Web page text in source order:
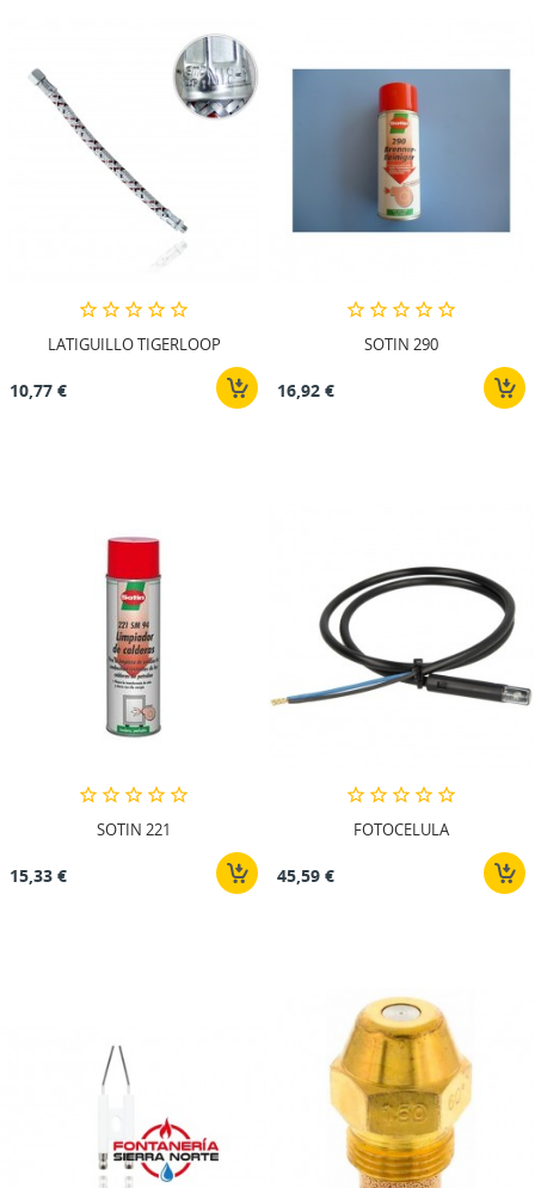
LATIGUILLO TIGERLOOP
10,77 €
SOTIN 290
16,92 €
SOTIN 221
15,33 €
FOTOCELULA
45,59 €